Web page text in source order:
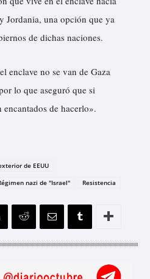
Jordania, una opción que ya
de dichas naciones.
enclave no se van de Gaza
lo que aseguró que si
de hacerlo».
de EEUU
nazi de "Israel" Resistencia